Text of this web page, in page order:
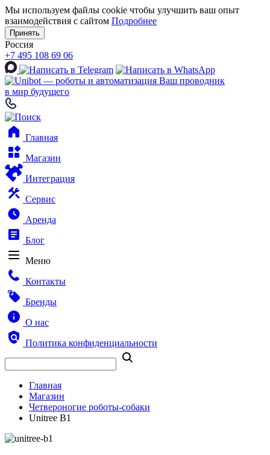
Мы используем файлы cookie чтобы улучшить ваш опыт
взаимодействия с сайтом Подробнее
Принять
Россия
+7 495 108 69 06
Ваш проводник
в мир будущего
Главная
Магазин
Интеграция
Сервис
Аренда
Блог
Меню
Контакты
Бренды
О нас
Политика конфиденциальности
Главная
Магазин
Четвероногие роботы-собаки
Unitree B1